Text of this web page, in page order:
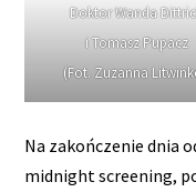
Doktor Wanda
i Tomasz Pupacz
(Fot. Zuzanna
Na zakończenie dnia
midnight screening,